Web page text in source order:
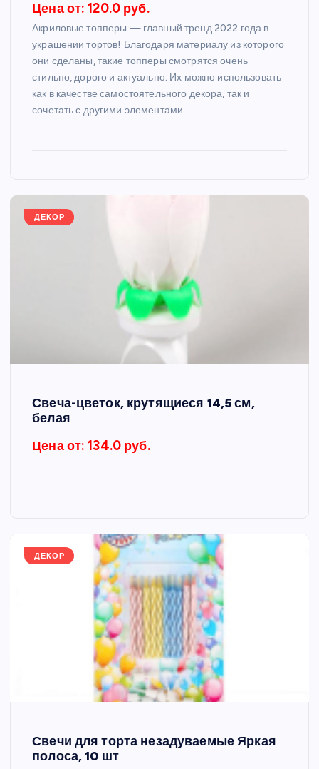
Цена от: 120.0 руб.
Акриловые топперы — главный тренд 2022 года в
украшении тортов! Благодаря материалу из которого
они сделаны, такие топперы смотрятся очень
стильно, дорого и актуально. Их можно использовать
как в качестве самостоятельного декора, так и
сочетать с другими элементами.
ДЕКОР
Свеча-цветок, крутящиеся 14,5 см,
белая
Цена от: 134.0 руб.
ДЕКОР
Свечи для торта незадуваемые Яркая
полоса, 10 шт